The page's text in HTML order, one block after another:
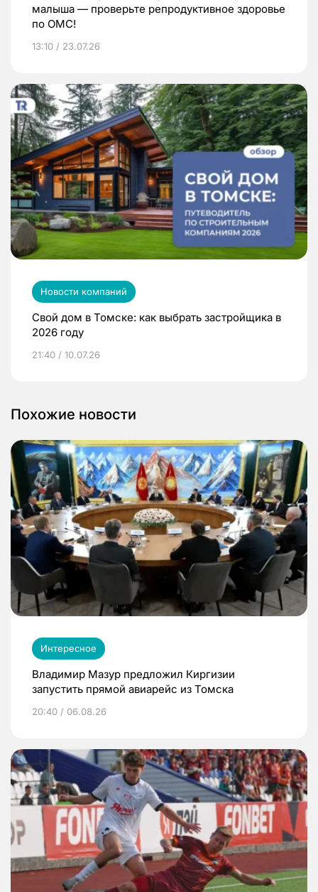
малыша — проверьте репродуктивное здоровье
по ОМС!
13:10 / 23.07.26
Новости компаний
Свой дом в Томске: как выбрать застройщика в
2026 году
21:40 / 10.07.26
Похожие новости
Интересное
Владимир Мазур предложил Киргизии
запустить прямой авиарейс из Томска
20:40 / 06.08.26